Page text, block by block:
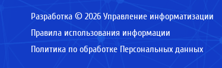
Разработка © 2026 Управление информатизации
Правила использования информации
Политика по обработке Персональных данных